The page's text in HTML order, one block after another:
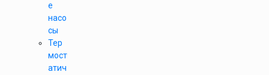
е
насо
сы
Тер
мост
атич